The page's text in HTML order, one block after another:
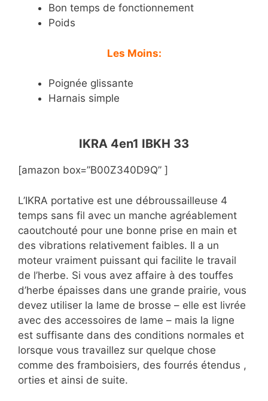
Bon temps de fonctionnement
Poids
Les Moins:
Poignée glissante
Harnais simple
IKRA 4en1 IBKH 33
[amazon box=”B00Z340D9Q” ]
L’IKRA portative est une débroussailleuse 4
temps sans fil avec un manche agréablement
caoutchouté pour une bonne prise en main et
des vibrations relativement faibles. Il a un
moteur vraiment puissant qui facilite le travail
de l’herbe. Si vous avez affaire à des touffes
d’herbe épaisses dans une grande prairie, vous
devez utiliser la lame de brosse – elle est livrée
avec des accessoires de lame – mais la ligne
est suffisante dans des conditions normales et
lorsque vous travaillez sur quelque chose
comme des framboisiers, des fourrés étendus ,
orties et ainsi de suite.